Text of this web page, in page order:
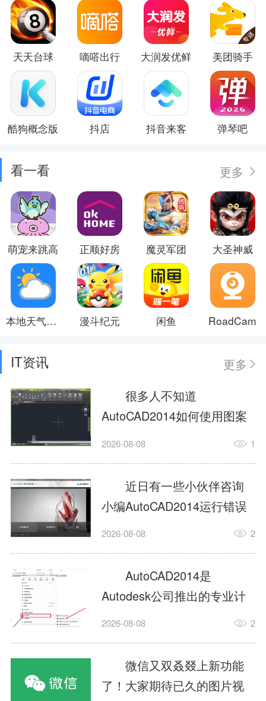
天天台球 嘀嗒出行 大润发优鲜 美团骑手
酷狗概念版 抖店 抖音来客 弹琴吧
看一看 更多
萌宠来跳高 正顺好房 魔灵军团 大圣神威
本地天气预报 漫斗纪元 闲鱼 RoadCam
IT资讯
更多
很多人不知道
AutoCAD2014如何使用图案
填充?今日为你们带来的文章
用图案填充的内容，还有不
清楚小伙伴和小编一起去学
习一下吧。1.打开
AutoCAD2014这款软件，进
入AutoCAD2014的操作界
面，如图所示：2.在该界面内
找到矩形选项，如图所示：3.
点击矩...
2026-08-08 1
近日有一些小伙伴咨询
小编AutoCAD2014运行错误
怎么办?下面就为大家带来了
办的解决方法，有需要的小
伙伴可以来了解了解哦。1.打
开控制面板，选择
AutodeskAutoCAD2014。2.
等AutodeskAutoCAD2014的
安装程序加载完毕。3.选择添
加/...
2026-08-08 2
AutoCAD2014是
Autodesk公司推出的专业计
算机辅助设计（CAD）软
子、建筑、服装等多个工程
与设计领域。作为行业标准
工具之一，它提供了强大的
2026-08-08 2
微信又双叒叕上新功能
了！大家期待已久的图片视